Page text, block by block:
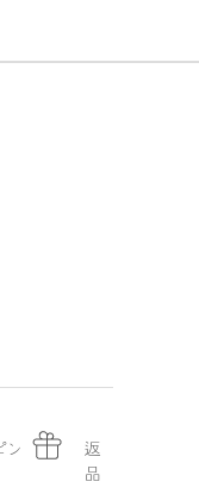
ン
返
品